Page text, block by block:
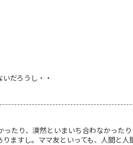
だろうし・・
たり、漠然といまいち合わなかった
ますし。ママ友といっても、人間と